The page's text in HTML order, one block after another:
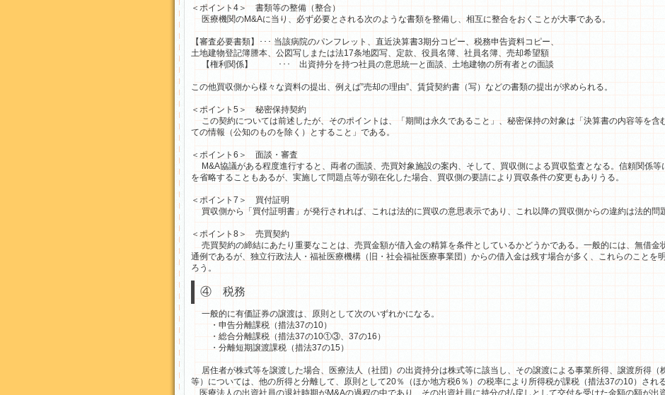
＜ポイント4＞ 書類等の整備（整合）
医療機関のM&Aに当り、必ず必要とされる次のような書類を整備し、相互に整合をおくことが大事である。
【審査必要書類】･･･ 当該病院のパンフレット、直近決算書3期分コピー、税務申告資料コピー、
土地建物登記簿謄本、公図写しまたは法17条地図写、定款、役員名簿、社員名簿、売却希望額
【権利関係】 ･･･ 出資持分を持つ社員の意思統一と面談、土地建物の所有者との面談
この他買収側から様々な資料の提出、例えば”売却の理由”、賃貸契約書（写）などの書類の提出が求められる。
＜ポイント5＞ 秘密保持契約
この契約については前述したが、そのポイントは、「期間は永久であること」、秘密保持の対象は「決算書の内容等を含
ての情報（公知のものを除く）とすること」である。
＜ポイント6＞ 面談・審査
M&A協議がある程度進行すると、両者の面談、売買対象施設の案内、そして、買収側による買収監査となる。信頼関係等
を省略することもあるが、実施して問題点等が顕在化した場合、買収側の要請により買収条件の変更もありうる。
＜ポイント7＞ 買付証明
買収側から「買付証明書」が発行されれば、これは法的に買収の意思表示であり、これ以降の買収側からの違約は法的問
＜ポイント8＞ 売買契約
売買契約の締結にあたり重要なことは、売買金額が借入金の精算を条件としているかどうかである。一般的には、無借金
通例であるが、独立行政法人・福祉医療機構（旧・社会福祉医療事業団）からの借入金は残す場合が多く、これらのことを
ろう。
④ 税務
一般的に有価証券の譲渡は、原則として次のいずれかになる。
・申告分離課税（措法37の10）
・総合分離課税（措法37の10①③、37の16）
・分離短期譲渡課税（措法37の15）
居住者が株式等を譲渡した場合、医療法人（社団）の出資持分は株式等に該当し、その譲渡による事業所得、譲渡所得（
等）については、他の所得と分離して、原則として20％（ほか地方税6％）の税率により所得税が課税（措法37の10）される
医療法人の出資社員の退社時期がM&Aの過程の中であり、その出資社員に持分の払戻しとして交付を受けた金額の額が出